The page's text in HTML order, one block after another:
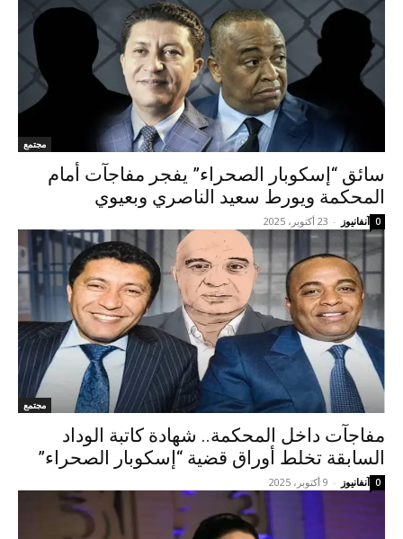
مجتمع
سائق “إسكوبار الصحراء” يفجر مفاجآت أمام
المحكمة ويورط سعيد الناصري وبعيوي
آنفانيوز - 23 أكتوبر، 2025 0
مجتمع
مفاجآت داخل المحكمة.. شهادة كاتبة الوداد
السابقة تخلط أوراق قضية “إسكوبار الصحراء”
آنفانيوز - 9 أكتوبر، 2025 0